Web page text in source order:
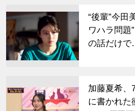
“後輩”今田
ワハラ問題
の話だけ
加藤夏希、
に書かれた